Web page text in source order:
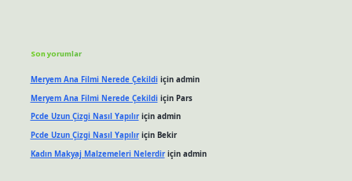
Son yorumlar
Meryem Ana Filmi Nerede Çekildiiçin admin
Meryem Ana Filmi Nerede Çekildiiçin Pars
Pcde Uzun Çizgi Nasıl Yapılıriçin admin
Pcde Uzun Çizgi Nasıl Yapılıriçin Bekir
Kadın Makyaj Malzemeleri Nelerdiriçin admin